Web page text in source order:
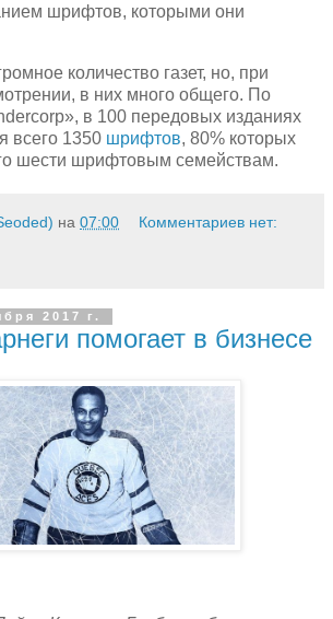
шрифтов, которыми они
количество газет, но, при
в них много общего. По
в 100 передовых изданиях
всего 1350 шрифтов, 80% которых
шести шрифтовым семействам.
на 07:00 Комментариев нет:
2017 г.
помогает в бизнесе